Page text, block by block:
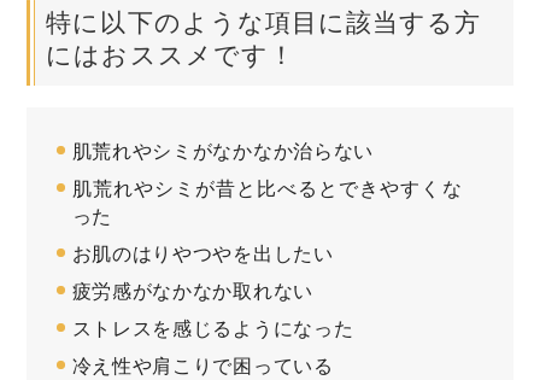
特に以下のような項目に該当する方
にはおススメです！
肌荒れやシミがなかなか治らない
肌荒れやシミが昔と比べるとできやすくな
った
お肌のはりやつやを出したい
疲労感がなかなか取れない
ストレスを感じるようになった
冷え性や肩こりで困っている